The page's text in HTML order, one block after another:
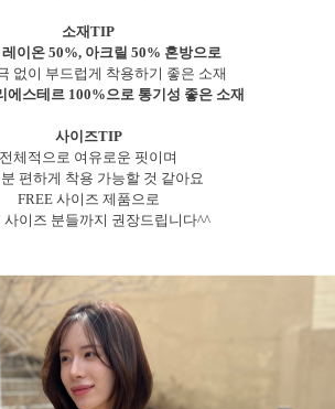
소재TIP
이온 50%, 아크릴 50% 혼방으로
없이 부드럽게 착용하기 좋은 소재
에스테르 100%으로 통기성 좋은 소재
사이즈TIP
전체적으로 여유로운 핏이며
편하게 착용 가능할 것 같아요
FREE 사이즈 제품으로
사이즈 분들까지 권장드립니다^^